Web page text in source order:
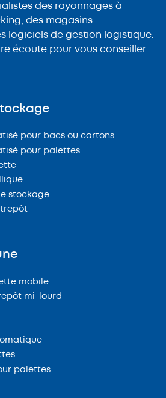
des rayonnages à
des magasins
logiciels de gestion logistique.
écoute pour vous conseiller
pour bacs ou cartons
pour palettes
stockage
mobile
mi-lourd
palettes